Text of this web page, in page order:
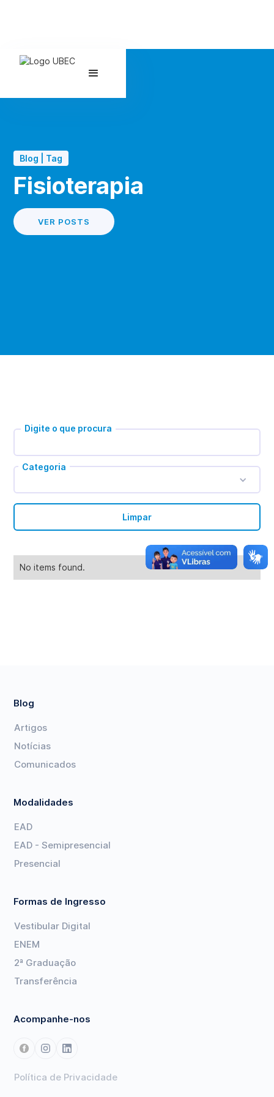
Blog | Tag
Fisioterapia
VER POSTS
Digite o que procura
Categoria
Limpar
No items found.
Blog
Artigos
Notícias
Comunicados
Modalidades
EAD
EAD - Semipresencial
Presencial
Formas de Ingresso
Vestibular Digital
ENEM
2ª Graduação
Transferência
Acompanhe-nos
Política de Privacidade